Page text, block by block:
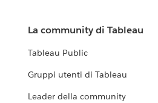
La community di Tableau
Tableau Public
Gruppi utenti di Tableau
Leader della community